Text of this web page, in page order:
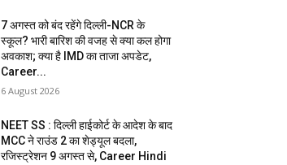
7 अगस्त को बंद रहेंगे दिल्ली-NCR के
स्कूल? भारी बारिश की वजह से क्या कल होगा
अवकाश; क्या है IMD का ताजा अपडेट,
Career...
6 August 2026
NEET SS : दिल्ली हाईकोर्ट के आदेश के बाद
MCC ने राउंड 2 का शेड्यूल बदला,
रजिस्ट्रेशन 9 अगस्त से, Career Hindi